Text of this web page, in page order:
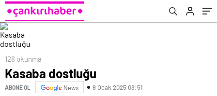
128 okunma
Kasaba dostluğu
ABONE OL News 9 Ocak 2025 08:51